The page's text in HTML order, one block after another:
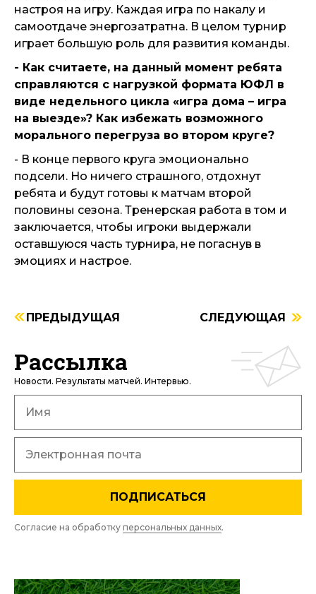
настроя на игру. Каждая игра по накалу и
самоотдаче энергозатратна. В целом турнир
играет большую роль для развития команды.
- Как считаете, на данный момент ребята
справляются с нагрузкой формата ЮФЛ в
виде недельного цикла «игра дома – игра
на выезде»? Как избежать возможного
морального перегруза во втором круге?
- В конце первого круга эмоционально
подсели. Но ничего страшного, отдохнут
ребята и будут готовы к матчам второй
половины сезона. Тренерская работа в том и
заключается, чтобы игроки выдержали
оставшуюся часть турнира, не погаснув в
эмоциях и настрое.
ПРЕДЫДУЩАЯ СЛЕДУЮЩАЯ
Рассылка
Новости. Результаты матчей. Интервью.
ПОДПИСАТЬСЯ
Согласие на обработку персональных данных.